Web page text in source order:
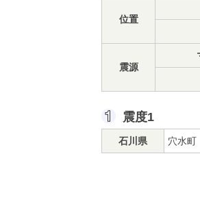
位置
震源
震度1
石川県 穴水町